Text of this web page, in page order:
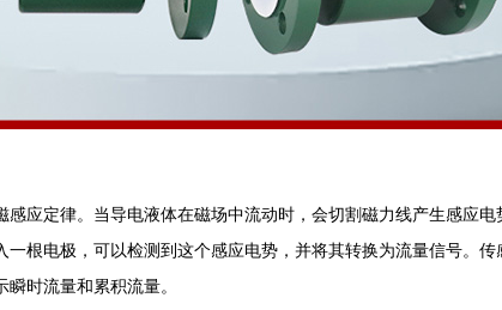
感应定律。当导电液体在磁场中流动时，会切割磁力线产生感应
根电极，可以检测到这个感应电势，并将其转换为流量信号。传
时流量和累积流量‌。